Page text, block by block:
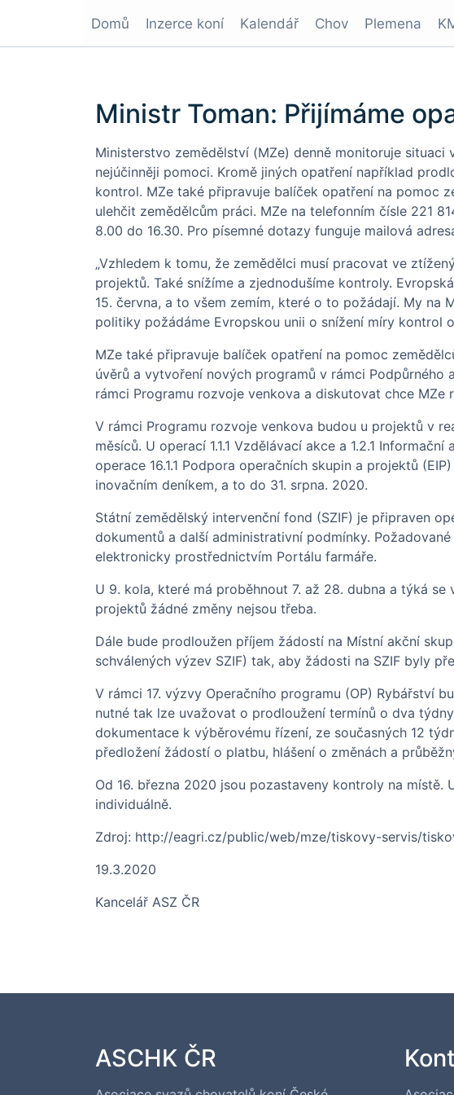
Domů Inzerce koní Kalendář Chov Plemena
Ministr Toman: Přijímáme
Ministerstvo zemědělství (MZe) denně monitoruje
nejúčinněji pomoci. Kromě jiných opatření například
kontrol. MZe také připravuje balíček opatření na pomoc
ulehčit zemědělcům práci. MZe na telefonním čísle 221
8.00 do 16.30. Pro písemné dotazy funguje mailová
„Vzhledem k tomu, že zemědělci musí pracovat ve
projektů. Také snížíme a zjednodušíme kontroly.
15. června, a to všem zemím, které o to požádají. My
politiky požádáme Evropskou unii o snížení míry kontrol
MZe také připravuje balíček opatření na pomoc
úvěrů a vytvoření nových programů v rámci Podpůrného
rámci Programu rozvoje venkova a diskutovat chce
V rámci Programu rozvoje venkova budou u projektů v
měsíců. U operací 1.1.1 Vzdělávací akce a 1.2.1
operace 16.1.1 Podpora operačních skupin a projektů
inovačním deníkem, a to do 31. srpna. 2020.
Státní zemědělský intervenční fond (SZIF) je připraven
dokumentů a další administrativní podmínky.
elektronicky prostřednictvím Portálu farmáře.
U 9. kola, které má proběhnout 7. až 28. dubna a týká
projektů žádné změny nejsou třeba.
Dále bude prodloužen příjem žádostí na Místní akční
schválených výzev SZIF) tak, aby žádosti na SZIF byly
V rámci 17. výzvy Operačního programu (OP) Rybářství
nutné tak lze uvažovat o prodloužení termínů o dva
dokumentace k výběrovému řízení, ze současných 12
předložení žádostí o platbu, hlášení o změnách a
Od 16. března 2020 jsou pozastaveny kontroly na
individuálně.
Zdroj: http://eagri.cz/public/web/mze/tiskovy-servis/
19.3.2020
Kancelář ASZ ČR
ASCHK ČR